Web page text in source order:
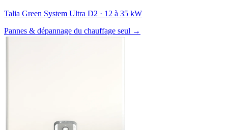
Talia Green System Ultra D2 · 12 à 35 kW
Pannes & dépannage du chauffage seul →